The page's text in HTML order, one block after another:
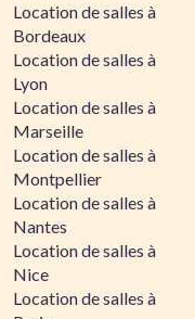
Location de salles à
Bordeaux
Location de salles à
Lyon
Location de salles à
Marseille
Location de salles à
Montpellier
Location de salles à
Nantes
Location de salles à
Nice
Location de salles à